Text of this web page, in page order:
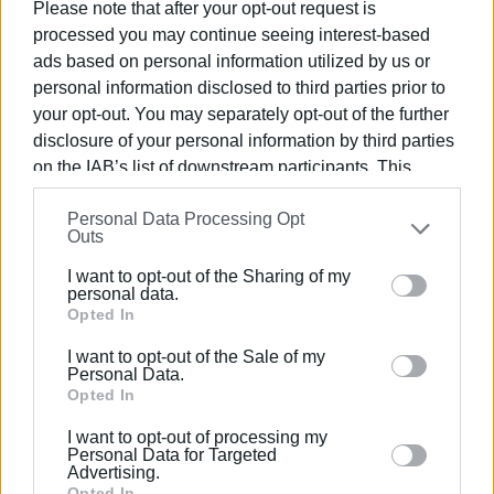
Please note that after your opt-out request is
processed you may continue seeing interest-based
ads based on personal information utilized by us or
personal information disclosed to third parties prior to
your opt-out. You may separately opt-out of the further
disclosure of your personal information by third parties
on the IAB’s list of downstream participants. This
information may also be disclosed by us to third parties
on theIAB’s List of Downstream Participants
that may
further disclose it to other third parties.
Please note that this website/app uses one or more
Google services and may gather and store information
behaviour. You may click to grant or deny consent to
Google and its third-party tags to use your data for
section.
Personal Data Processing Opt
Outs
I want to opt-out of the Sharing of my
personal data.
Opted In
I want to opt-out of the Sale of my
Personal Data.
Opted In
I want to opt-out of processing my
Personal Data for Targeted
Advertising.
νυχτερινές βάρδιες, μεγαλύτερη πίεση. Αν υπάρχουν
κενά στις διαδικασίες, τώρα είναι η στιγμή να
εντοπιστούν.
Η υπόθεση του Σαββάτου δεν πρέπει να καταλήξει σε
ακόμη μία αναφορά για «κακιά ώρα». Οφείλει να δώσει
έπρεπε να τηρούνται; Γιατί από αυτή την απάντηση θα
κριθεί αν πρόκειται για ατύχημα ή για αποτυχία
Εμφανίσεις: 2505